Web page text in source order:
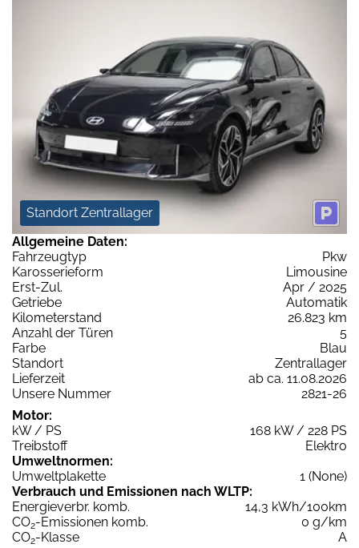
Standort Zentrallager
Allgemeine Daten:
Fahrzeugtyp
Pkw
Karosserieform
Limousine
Erst-Zul.
Apr / 2025
Getriebe
Automatik
Kilometerstand
26.823 km
Anzahl der Türen
5
Farbe
Blau
Standort
Zentrallager
Lieferzeit
ab ca. 11.08.2026
Unsere Nummer
2821-26
Motor:
kW / PS
168 kW / 228 PS
Treibstoff
Elektro
Umweltnormen:
Umweltplakette
1 (None)
Verbrauch und Emissionen nach WLTP:
Energieverbr. komb.
14,3 kWh/100km
CO2-Emissionen komb.
0 g/km
CO2-Klasse
A